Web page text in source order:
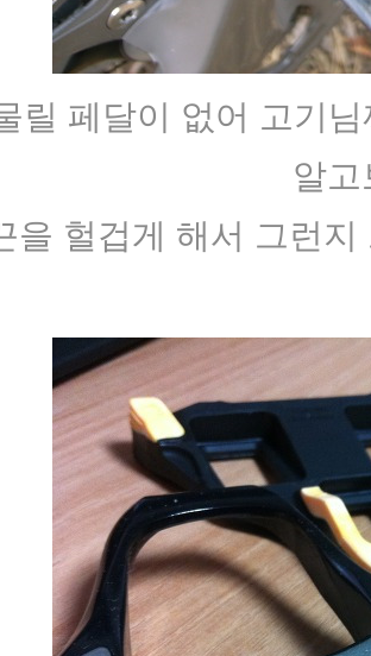
릴 페달이 없어 고기
알
을 헐겁게 해서 그런